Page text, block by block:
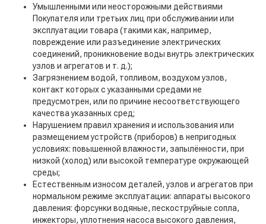
Умышленными или неосторожными действиями
Покупателя или третьих лиц при обслуживании или
эксплуатации товара (такими как, например,
повреждение или разъединение электрических
соединений, проникновение воды внутрь электрических
узлов и агрегатов и т. д.);
Загрязнением водой, топливом, воздухом узлов,
контакт которых с указанными средами не
предусмотрен, или по причине несоответствующего
качества указанных сред;
Нарушением правил хранения и использования или
размещением устройств (приборов) в непригодных
условиях: повышенной влажности, запылённости, при
низкой (холод) или высокой температуре окружающей
среды;
Естественным износом деталей, узлов и агрегатов при
нормальном режиме эксплуатации: аппараты высокого
давления: форсунки водяные, пескоструйные сопла,
инжекторы, уплотнения насоса высокого давления,